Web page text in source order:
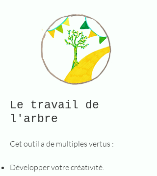
Le travail de
l'arbre
Cet outil a de multiples vertus :
Développer votre créativité.